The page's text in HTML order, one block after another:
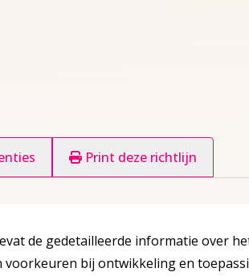
Print deze richtlijn
de gedetailleerde informatie over
voorkeuren bij ontwikkeling en